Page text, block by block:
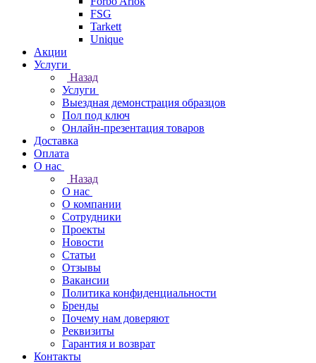
FSG
Tarkett
Unique
Акции
Услуги
Назад
Услуги
Выездная демонстрация образцов
Пол под ключ
Онлайн-презентация товаров
Доставка
Оплата
О нас
Назад
О нас
О компании
Сотрудники
Проекты
Новости
Статьи
Отзывы
Вакансии
Политика конфиденциальности
Бренды
Почему нам доверяют
Реквизиты
Гарантия и возврат
Контакты